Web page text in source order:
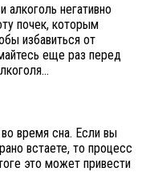
алкоголь негативно
почек, которым
избавиться от
еще раз перед
время сна. Если вы
встаете, то процесс
это может привести